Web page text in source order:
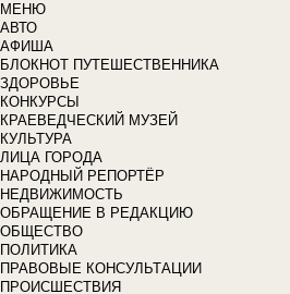
МЕНЮ
АВТО
АФИША
БЛОКНОТ ПУТЕШЕСТВЕННИКА
ЗДОРОВЬЕ
КОНКУРСЫ
КРАЕВЕДЧЕСКИЙ МУЗЕЙ
КУЛЬТУРА
ЛИЦА ГОРОДА
НАРОДНЫЙ РЕПОРТЁР
НЕДВИЖИМОСТЬ
ОБРАЩЕНИЕ В РЕДАКЦИЮ
ОБЩЕСТВО
ПОЛИТИКА
ПРАВОВЫЕ КОНСУЛЬТАЦИИ
ПРОИСШЕСТВИЯ